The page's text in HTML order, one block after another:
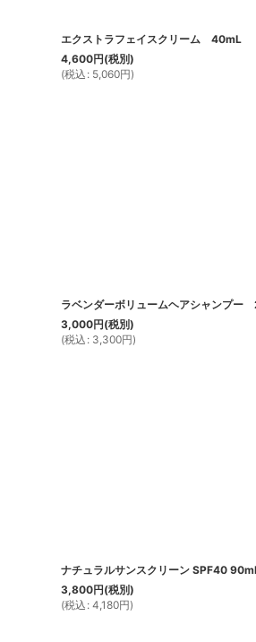
エクストラフェイスクリーム 40mL
4,600円(税別)
(税込 : 5,060円)
ラベンダーボリュームヘアシャンプ
3,000円(税別)
(税込 : 3,300円)
ナチュラルサンスクリーン SPF40
3,800円(税別)
(税込 : 4,180円)